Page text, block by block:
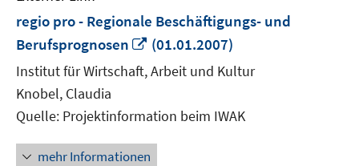
regio pro - Regionale Beschäftigungs- und
Berufsprognosen
In
neuem
Fenster
(01.01.2007)
Institut für Wirtschaft, Arbeit und Kultur
Knobel, Claudia
Quelle: Projektinformation beim IWAK
mehr Informationen